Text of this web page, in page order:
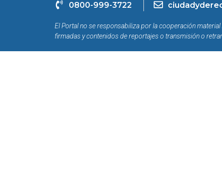
0800-999-3722
El Portal no se responsabiliza por la cooperación
firmadas y contenidos de reportajes o transmisión o